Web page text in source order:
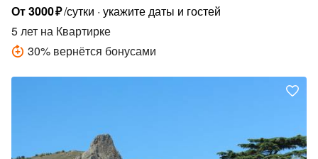
От3000₽/сутки укажите даты и гостей
5 лет на Квартирке
30% вернётся бонусами